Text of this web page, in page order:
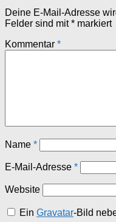
Deine E-Mail-Adresse
Felder sind mit* markiert
Kommentar *
Name *
E-Mail-Adresse *
Website
EinGravatar-Bild